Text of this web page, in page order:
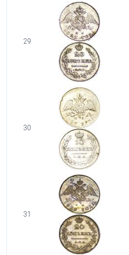
29
30
31